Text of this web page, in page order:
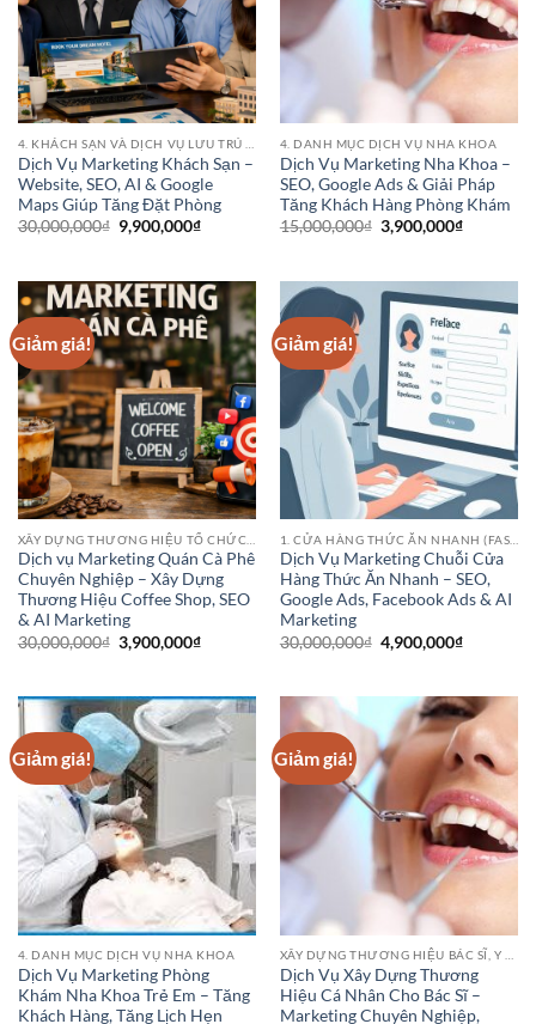
Dịch Vụ Marketing Khách Sạn –
Website, SEO, AI & Google
Maps Giúp Tăng Đặt Phòng
30,000,000₫ Giá
gốc
9,900,000₫Giá
9,900,000₫.
4. DANH MỤC DỊCH VỤ NHA KHOA
Dịch Vụ Marketing Nha Khoa –
SEO, Google Ads & Giải Pháp
Tăng Khách Hàng Phòng Khám
15,000,000₫ Giá
gốc
3,900,000₫Giá
Giảm giá!
Dịch vụ Marketing Quán Cà Phê
Chuyên Nghiệp – Xây Dựng
Thương Hiệu Coffee Shop, SEO
& AI Marketing
30,000,000₫ Giá
gốc
3,900,000₫Giá
3,900,000₫.
Giảm giá!
Dịch Vụ Marketing Chuỗi Cửa
Hàng Thức Ăn Nhanh – SEO,
Google Ads, Facebook Ads & AI
Marketing
30,000,000₫ Giá
gốc
4,900,000₫Giá
Giảm giá!
4. DANH MỤC DỊCH VỤ NHA KHOA
Dịch Vụ Marketing Phòng
Khám Nha Khoa Trẻ Em – Tăng
Khách Hàng, Tăng Lịch Hẹn
Giảm giá!
Dịch Vụ Xây Dựng Thương
Hiệu Cá Nhân Cho Bác Sĩ –
Marketing Chuyên Nghiệp,